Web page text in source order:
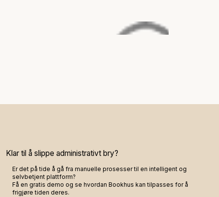
Klar til å slippe administrativt bry?
Er det på tide å gå fra manuelle prosesser til en intelligent og
selvbetjent plattform?
Få en gratis demo og se hvordan Bookhus kan tilpasses for å
frigjøre tiden deres.